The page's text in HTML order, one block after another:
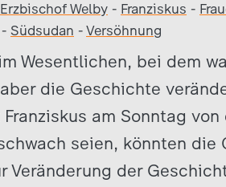
Erzbischof Welby - Franziskus -
- Südsudan - Versöhnung
Wesentlichen, bei dem
die Geschichte
am Sonntag
seien, könnten die
Veränderung der